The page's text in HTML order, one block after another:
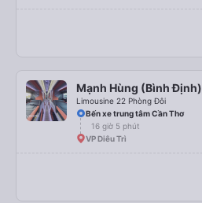
Mạnh Hùng (Bình Định)
Limousine 22 Phòng Đôi
Bến xe trung tâm Cần Thơ
16 giờ 5 phút
VP Diêu Trì